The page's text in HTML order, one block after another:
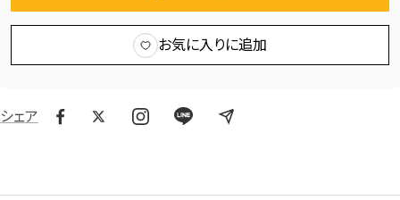
す
す
お気に入りに追加
シェア